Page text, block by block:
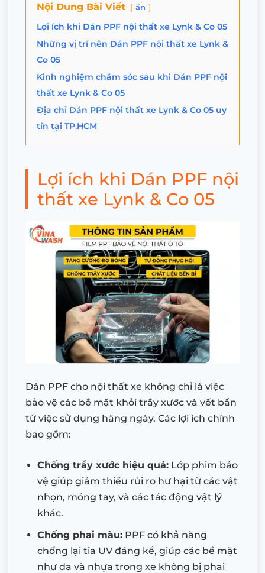
Nội Dung Bài Viết ẩn
Lợi ích khi Dán PPF nội thất xe Lynk & Co 05
Những vị trí nên Dán PPF nội thất xe Lynk &
Co 05
Kinh nghiệm chăm sóc sau khi Dán PPF nội
thất xe Lynk & Co 05
Địa chỉ Dán PPF nội thất xe Lynk & Co 05 uy
tín tại TP.HCM
Lợi ích khi Dán PPF nội
thất xe Lynk & Co 05
Dán PPF cho nội thất xe không chỉ là việc
bảo vệ các bề mặt khỏi trầy xước và vết bẩn
từ việc sử dụng hàng ngày. Các lợi ích chính
bao gồm:
Chống trầy xước hiệu quả: Lớp phim bảo
vệ giúp giảm thiểu rủi ro hư hại từ các vật
nhọn, móng tay, và các tác động vật lý
khác.
Chống phai màu: PPF có khả năng
chống lại tia UV đáng kể, giúp các bề mặt
như da và nhựa trong xe không bị phai